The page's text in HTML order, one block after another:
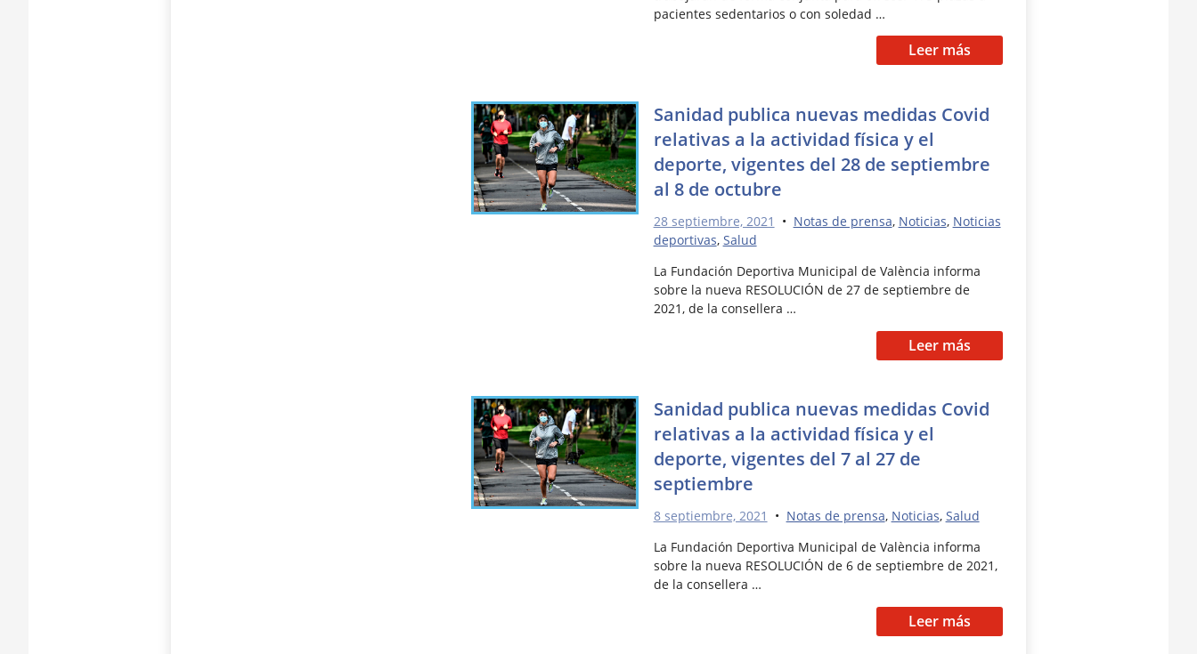
pacientes sedentarios o con soledad …
Leer más
Sanidad publica nuevas medidas Covid
relativas a la actividad física y el
deporte, vigentes del 28 de septiembre
al 8 de octubre
28 septiembre, 2021 • Notas de prensa, Noticias, Noticias
deportivas, Salud
La Fundación Deportiva Municipal de València informa
sobre la nueva RESOLUCIÓN de 27 de septiembre de
2021, de la consellera …
Leer más
Sanidad publica nuevas medidas Covid
relativas a la actividad física y el
deporte, vigentes del 7 al 27 de
septiembre
8 septiembre, 2021 • Notas de prensa, Noticias, Salud
La Fundación Deportiva Municipal de València informa
sobre la nueva RESOLUCIÓN de 6 de septiembre de 2021,
de la consellera …
Leer más